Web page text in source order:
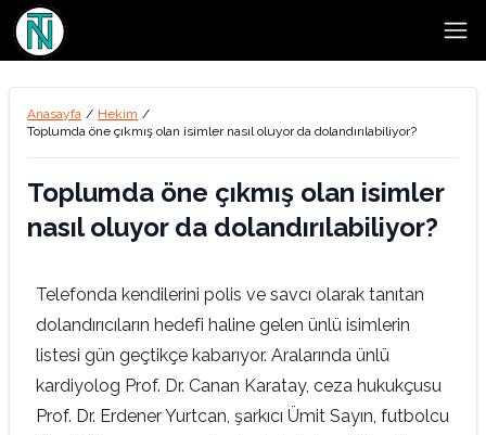
Anasayfa / Hekim /
Toplumda öne çıkmış olan isimler nasıl oluyor da dolandırılabiliyor?
Toplumda öne çıkmış olan isimler
nasıl oluyor da dolandırılabiliyor?
Telefonda kendilerini polis ve savcı olarak tanıtan
dolandırıcıların hedefi haline gelen ünlü isimlerin
listesi gün geçtikçe kabarıyor. Aralarında ünlü
kardiyolog Prof. Dr. Canan Karatay, ceza hukukçusu
Prof. Dr. Erdener Yurtcan, şarkıcı Ümit Sayın, futbolcu